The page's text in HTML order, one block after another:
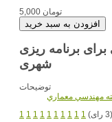
5,000 تومان
برنامه ریزی
شهری
توضیحات
مهندسي معماري
1 1 1 1 1 1 1 1 1 1